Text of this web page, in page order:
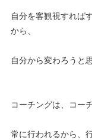
自分を客観視すれば
から、
自分から変わろうと
コーチングは、コー
常に行われるから、